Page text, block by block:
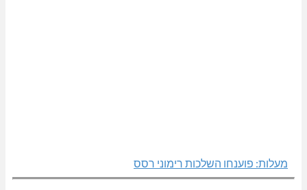
מעלות: פוענחו השלכות רימוני רסס